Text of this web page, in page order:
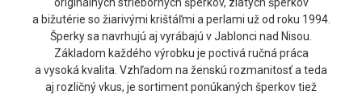
originálnych strieborných šperkov, zlatých šperkov
a bižutérie so žiarivými krištáľmi a perlami už od roku 1994.
Šperky sa navrhujú aj vyrábajú v Jablonci nad Nisou.
Základom každého výrobku je poctivá ručná práca
a vysoká kvalita. Vzhľadom na ženskú rozmanitosť a teda
aj rozličný vkus, je sortiment ponúkaných šperkov tiež